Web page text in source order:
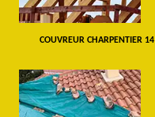
COUVREUR CHARPENTIER 14